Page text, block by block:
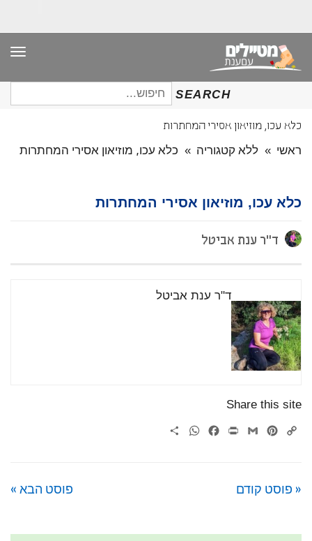
SEARCH
חיפוש
עבור:
כלא עכו, מוזיאון אסירי המחתרות
ראשי » ללא קטגוריה » כלא עכו, מוזיאון אסירי המחתרות
כלא עכו, מוזיאון אסירי המחתרות
ד"ר ענת אביטל
ד"ר ענת אביטל
Share this site
Copy
Pinterest
Gmail
Print
Facebook
WhatsApp
« פוסט קודם פוסט הבא »